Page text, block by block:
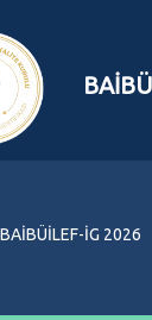
BAİBÜİLEF-İG 2026